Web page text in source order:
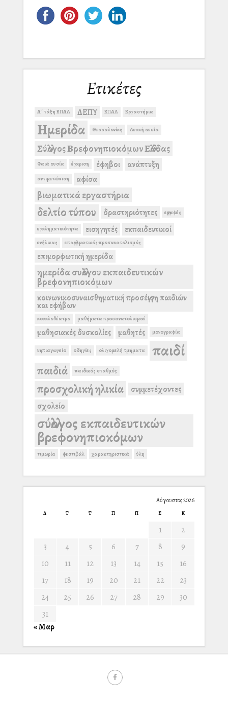
Ετικέτες
Α΄ τάξη ΕΠΑΛ ΔΕΠΥ ΕΠΑΛ Εργαστήρια
Ημερίδα Θεσσαλονίκη Λευκή ουσία
Σύλλογος Βρεφονηπιοκόμων Ελλάδας
Φαιά ουσία έγκριση έφηβοι ανάπτυξη
αντιμετώπιση αφίσα
βιωματικά εργαστήρια
δελτίο τύπου δραστηριότητες εγγραφές
εγκληματικότητα εισηγητές εκπαιδευτικοί
ενήλικας επαγγελματικός προσανατολισμός
επιμορφωτική ημερίδα
ημερίδα συλλόγου εκπαιδευτικών
βρεφονηπιοκόμων
κοινωνικοσυναισθηματική προσέγγιση παιδιών
και εφήβων
κουκλοθέατρο μαθήματα προσανατολισμού
μαθησιακές δυσκολίες μαθητές μονογραφία
νηπιαγωγείο οδηγίες ολιγομελή τμήματα παιδί
παιδιά παιδικός σταθμός
προσχολική ηλικία
συμμετέχοντες
σχολείο
σύλλογος εκπαιδευτικών
βρεφονηπιοκόμων
τιμωρία φεστιβάλ χαρακτηριστικά ύλη
Αύγουστος 2026
Δ Τ Τ Π Π Σ Κ
1
2
3
4 5 6 7 8
9
10
11 12 13 14 15
16
17
18 19 20 21 22
23
24
25 26 27 28 29
30
31
« Μαρ